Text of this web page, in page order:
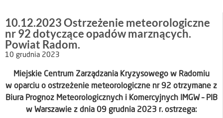
10.12.2023 Ostrzeżenie meteorologiczne
nr 92 dotyczące opadów marznących.
Powiat Radom.
10 grudnia 2023
Miejskie Centrum Zarządzania Kryzysowego w Radomiu
w oparciu o ostrzeżenie meteorologiczne nr 92 otrzymane z
Biura Prognoz Meteorologicznych i Komercyjnych IMGW – PIB
w Warszawie z dnia 09 grudnia 2023 r. ostrzega: